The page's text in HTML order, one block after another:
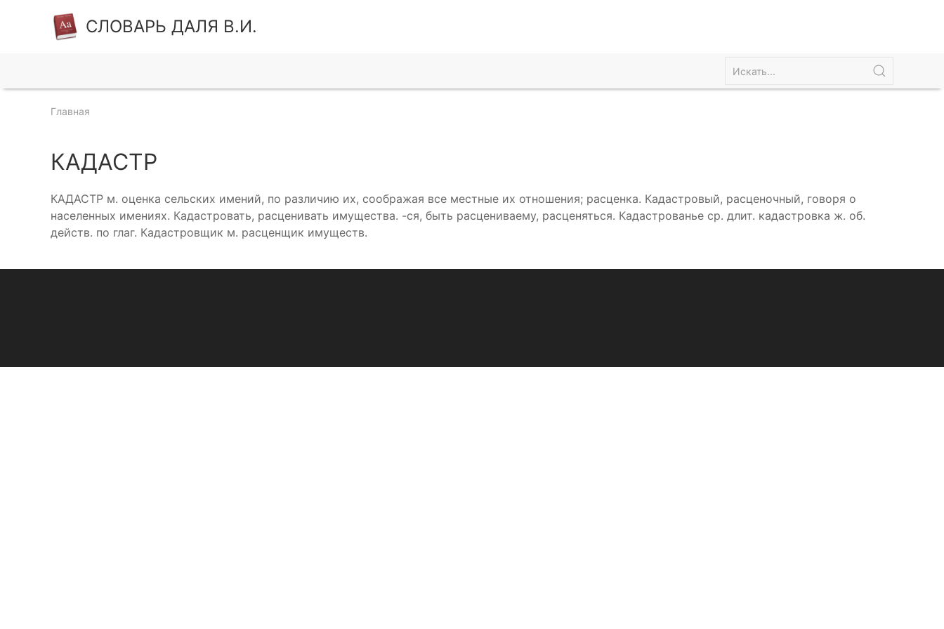
СЛОВАРЬ ДАЛЯ В.И.
Главная
КАДАСТР
КАДАСТР м. оценка сельских имений, по различию их, соображая все местные их отношения; расценка. Кадастровый, расценочный, говоря о
населенных имениях. Кадастровать, расценивать имущества. -ся, быть расцениваему, расценяться. Кадастрованье ср. длит. кадастровка ж. об.
действ. по глаг. Кадастровщик м. расценщик имуществ.